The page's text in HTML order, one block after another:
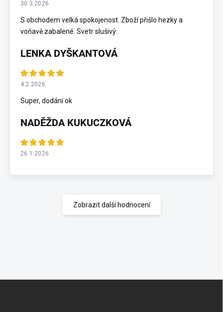
30.3.2026
S obchodem velká spokojenost. Zboží přišlo hezky a
voňavě zabalené. Svetr slušivý.
LENKA DYŠKANTOVÁ
4.2.2026
Super, dodání ok
NADĚŽDA KUKUCZKOVÁ
26.1.2026
Zobrazit další hodnocení